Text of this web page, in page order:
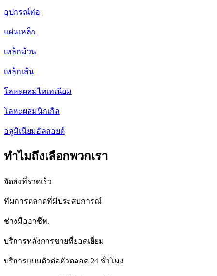
อุปกรณ์ท่อ
แผ่นเหล็ก
เหล็กม้วน
เหล็กเส้น
โลหะผสมไทเทเนียม
โลหะผสมนิกเกิล
อลูมิเนียมอัลลอยด์
ทำไมถึงเลือกพวกเรา
จัดส่งที่รวดเร็ว
ทีมการตลาดที่มีประสบการณ์
ช่างมืออาชีพ.
บริการหลังการขายที่ยอดเยี่ยม
บริการแบบตัวต่อตัวตลอด 24 ชั่วโมง